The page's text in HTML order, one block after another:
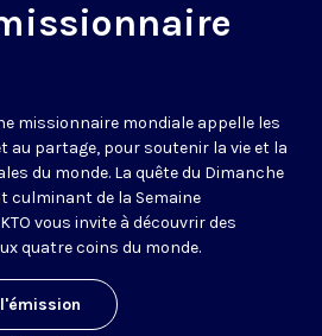
missionnaire mondiale appelle les
au partage, pour soutenir la vie et la
du monde. La quête du Dimanche
culminant de la Semaine
vous invite à découvrir des
quatre coins du monde.